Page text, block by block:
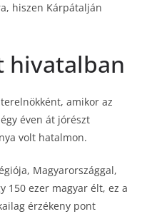
hiszen Kárpátalján
hivatalban
amikor az
éven át jórészt
volt hatalmon.
Magyarországgal,
150 ezer magyar élt, ez a
érzékeny pont